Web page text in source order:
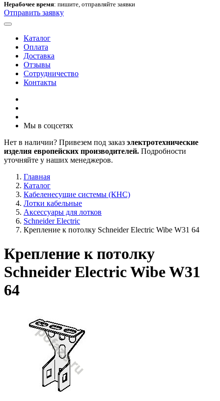
Нерабочее время: пишите, отправляйте заявки
Отправить заявку
Каталог
Оплата
Доставка
Отзывы
Сотрудничество
Контакты
Мы в соцсетях
Нет в наличии? Привезем под заказ электротехнические
изделия европейских производителей. Подробности
уточняйте у наших менеджеров.
Главная
Каталог
Кабеленесущие системы (КНС)
Лотки кабельные
Аксессуары для лотков
Schneider Electric
Крепление к потолку Schneider Electric Wibe W31 64
Крепление к потолку
Schneider Electric Wibe W31
64